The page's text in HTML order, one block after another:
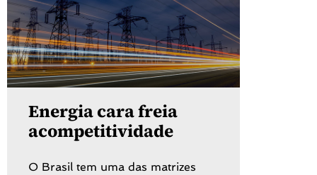
Energia cara freia
acompetitividade
O Brasil tem uma das matrizes